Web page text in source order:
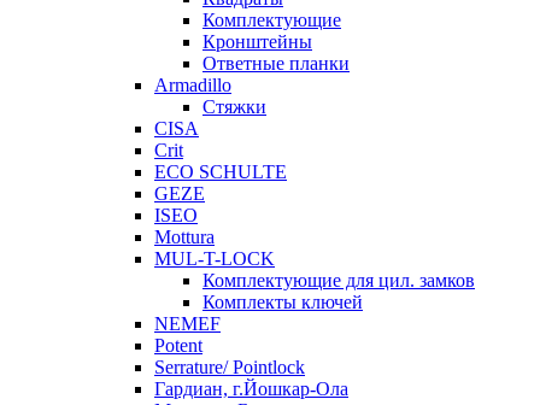
Комплектующие
Кронштейны
Ответные планки
Armadillo
Стяжки
CISA
Crit
ECO SCHULTE
GEZE
ISEO
Mottura
MUL-T-LOCK
Комплектующие для цил. замков
Комплекты ключей
NEMEF
Potent
Serrature/ Pointlock
Гардиан, г.Йошкар-Ола